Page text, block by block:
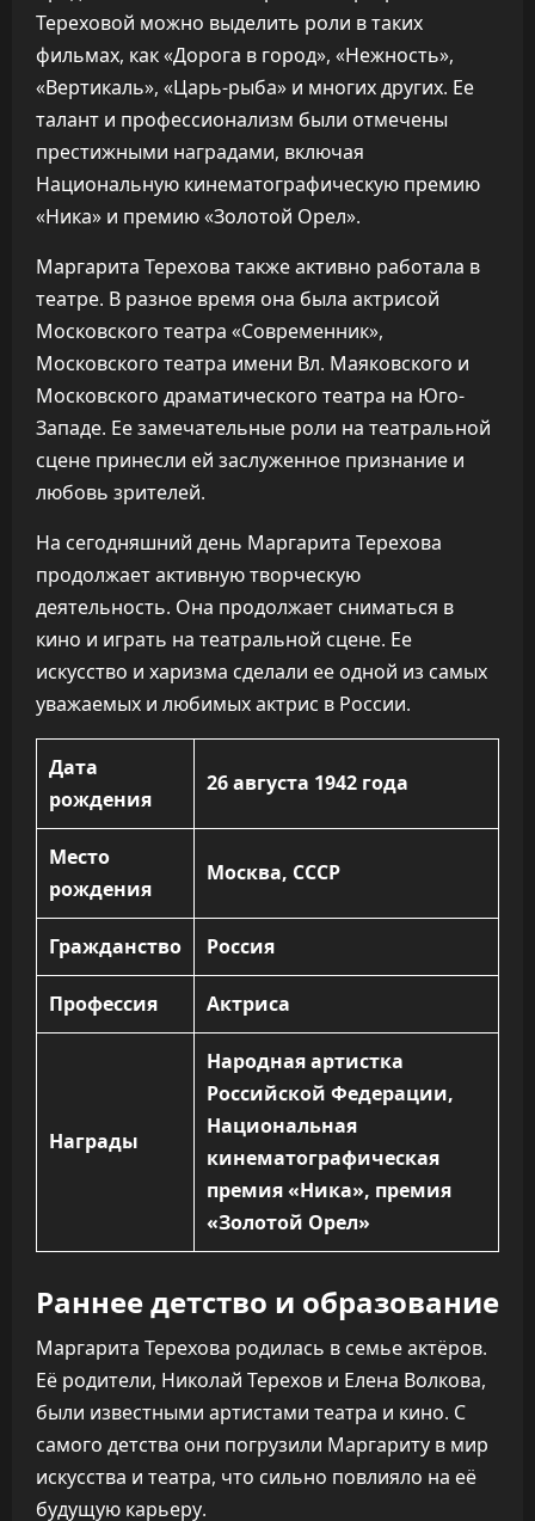
Тереховой можно выделить роли в таких
фильмах, как «Дорога в город», «Нежность»,
«Вертикаль», «Царь-рыба» и многих других. Ее
талант и профессионализм были отмечены
престижными наградами, включая
Национальную кинематографическую премию
«Ника» и премию «Золотой Орел».
Маргарита Терехова также активно работала в
театре. В разное время она была актрисой
Московского театра «Современник»,
Московского театра имени Вл. Маяковского и
Московского драматического театра на Юго-
Западе. Ее замечательные роли на театральной
сцене принесли ей заслуженное признание и
любовь зрителей.
На сегодняшний день Маргарита Терехова
продолжает активную творческую
деятельность. Она продолжает сниматься в
кино и играть на театральной сцене. Ее
искусство и харизма сделали ее одной из самых
уважаемых и любимых актрис в России.
Дата
рождения
26 августа 1942 года
Место
рождения
Москва, СССР
Гражданство Россия
Профессия Актриса
Награды
Народная артистка
Российской Федерации,
Национальная
кинематографическая
премия «Ника», премия
«Золотой Орел»
Раннее детство и образование
Маргарита Терехова родилась в семье актёров.
Её родители, Николай Терехов и Елена Волкова,
были известными артистами театра и кино. С
самого детства они погрузили Маргариту в мир
искусства и театра, что сильно повлияло на её
будущую карьеру.